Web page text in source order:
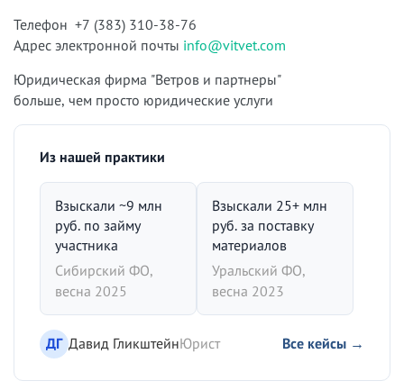
Телефон +7 (383) 310-38-76
Адрес электронной почты info@vitvet.com
Юридическая фирма "Ветров и партнеры"
больше, чем просто юридические услуги
Из нашей практики
Взыскали ~9 млн
руб. по займу
участника
Сибирский ФО,
весна 2025
Взыскали 25+ млн
руб. за поставку
материалов
Уральский ФО,
весна 2023
ДГ Давид ГликштейнЮрист Все кейсы →